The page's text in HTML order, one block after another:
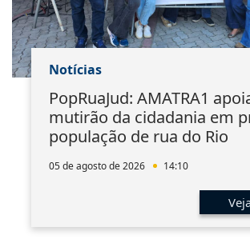
Notícias
PopRuaJud: AMATRA1
mutirão da cidadania em
população de rua do Rio
05 de agosto de 2026 14:10